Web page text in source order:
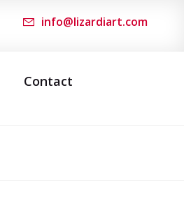
info@lizardiart.com
Contact